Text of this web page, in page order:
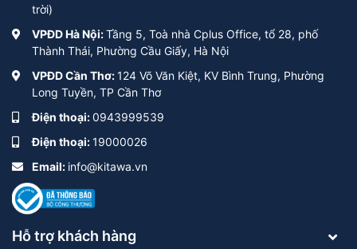
trời)
VPĐD Hà Nội:Tầng 5, Toà nhà Cplus Office, tổ 28, phố
Thành Thái, Phường Cầu Giấy, Hà Nội
VPĐD Cần Thơ:124 Võ Văn Kiệt, KV Bình Trung, Phường
Long Tuyền, TP Cần Thơ
Điện thoại:0943999539
Điện thoại:19000026
Email: info@kitawa.vn
Hỗ trợ khách hàng